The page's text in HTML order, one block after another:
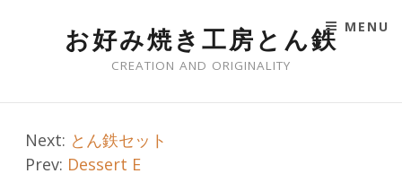
SKIP TO CONTENT
お好み焼き工房とん鉄
CREATION AND ORIGINALITY
MENU
Post
navigation
Next: とん鉄セット
Prev: Dessert E